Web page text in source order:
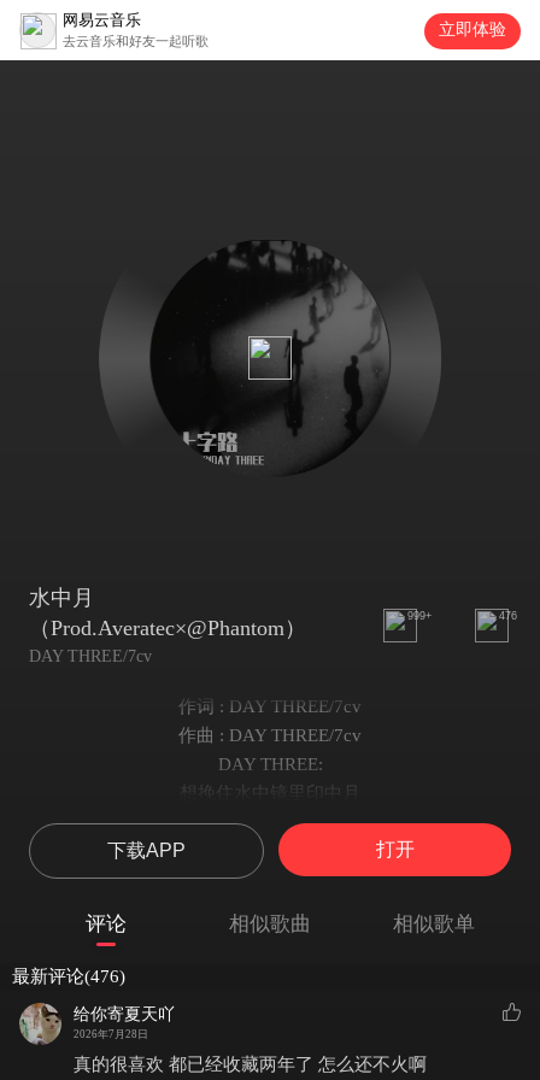
网易云音乐
去云音乐和好友一起听歌
立即体验
水中月
（Prod.Averatec×@Phantom）
DAY THREE/7cv
999+ 476
作词 : DAY THREE/7cv
作曲 : DAY THREE/7cv
DAY THREE:
想挽住水中镜里印中月
怎没到冬季冻结
心中恰似风中雪
可惜早已被溶解
眉间是山峰重叠
三千的若水拦不住
下载APP 打开
评论 相似歌曲 相似歌单
最新评论(476)
给你寄夏天吖
2026年7月28日
真的很喜欢 都已经收藏两年了 怎么还不火啊